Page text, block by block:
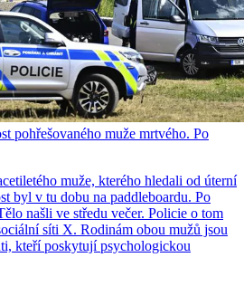
pohřešovaného muže mrtvého. Po
muže, kterého hledali od úterní
byl v tu dobu na paddleboardu. Po
našli ve středu večer. Policie o tom
síti X. Rodinám obou mužů jsou
kteří poskytují psychologickou